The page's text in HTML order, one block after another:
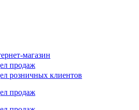
магазин
продаж
розничных клиентов
продаж